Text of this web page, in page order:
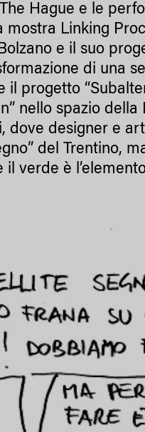
Hague e le
mostra Linking
e il suo
di una
il progetto
nello spazio
dove designer e
del Trentino,
il verde è